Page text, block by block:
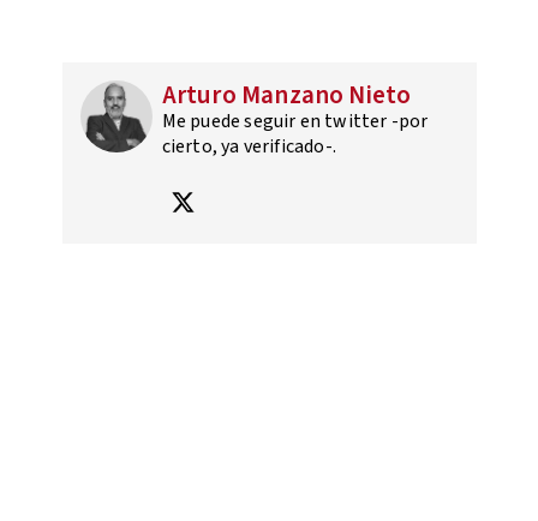
Arturo Manzano Nieto
Me puede seguir en twitter -por
cierto, ya verificado-.